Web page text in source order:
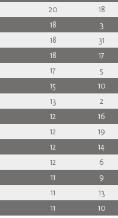
20
18
18
3
18
31
18
17
17
5
15
10
13
2
12
16
12
19
12
14
12
6
11
9
11
13
11 10